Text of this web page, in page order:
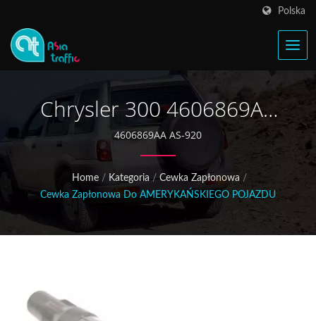
Polska
Chrysler 300 4606869AA
Cewka Zapłonowa
4606869AA AS-920
Home / Kategoria / Cewka Zapłonowa /
Cewka Zapłonowa Do AMERYKAŃSKIEGO POJAZDU